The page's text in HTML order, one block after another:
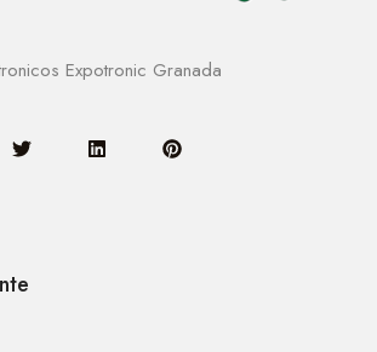
Expotronic Granada